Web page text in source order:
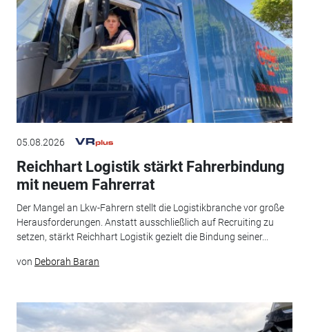
05.08.2026
Reichhart Logistik stärkt Fahrerbindung
mit neuem Fahrerrat
Der Mangel an Lkw-Fahrern stellt die Logistikbranche vor große
Herausforderungen. Anstatt ausschließlich auf Recruiting zu
setzen, stärkt Reichhart Logistik gezielt die Bindung seiner...
von Deborah Baran